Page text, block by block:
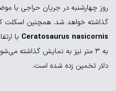
روز چهارشنبه در جریان حراجی با
گذاشته خواهد شد. همچنین اسکلت
Ceratosaurus nasicornis
دلار تخمین زده شده است.